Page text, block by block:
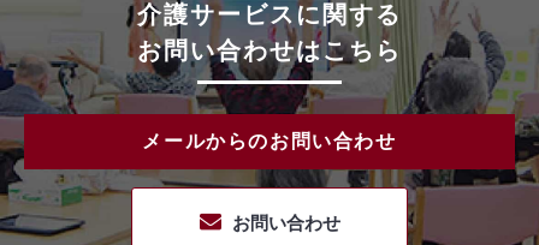
介護サービスに関する
お問い合わせはこちら
メールからのお問い合わせ
お問い合わせ